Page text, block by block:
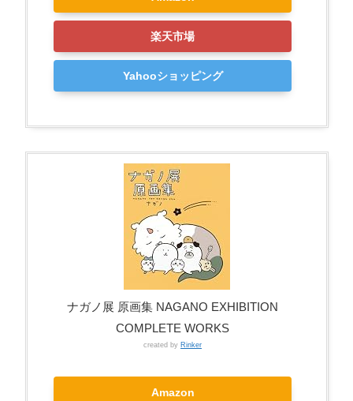
楽天市場
Yahooショッピング
ナガノ展 原画集 NAGANO EXHIBITION
COMPLETE WORKS
created by Rinker
Amazon